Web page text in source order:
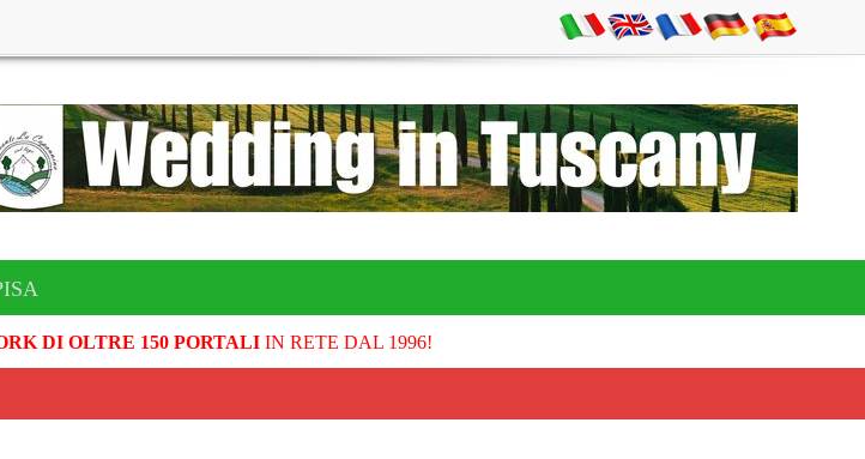
DI OLTRE 150 PORTALIIN RETE DAL 1996!